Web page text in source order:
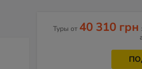
Туры от 40 310 грн